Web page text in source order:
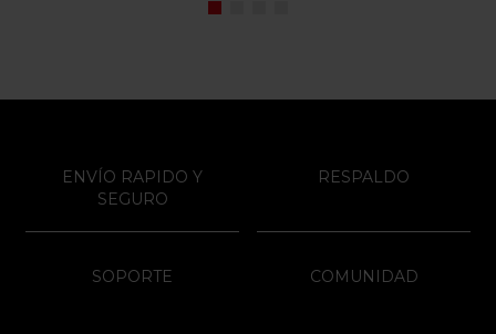
ENVÍO RAPIDO Y
SEGURO
RESPALDO
SOPORTE COMUNIDAD